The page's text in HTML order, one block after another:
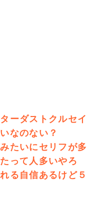
ーダストクルセイ
なのない？
たいにセリフが多
って人多いやろ
る自信あるけど５